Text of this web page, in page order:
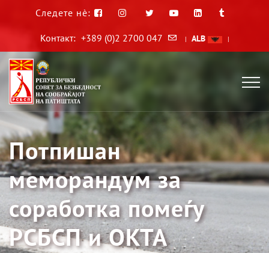
Следете нè:
Контакт: +389 (0)2 2700 047 | ALB |
Потпишан
меморандум за
соработка помеѓу
РСБСП и ОКТА